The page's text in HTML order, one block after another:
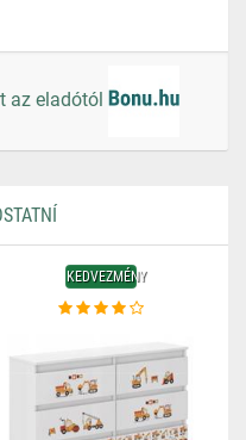
az eladótól
KEDVEZMÉNY